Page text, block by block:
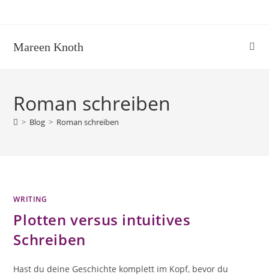
Mareen Knoth
Roman schreiben
> Blog > Roman schreiben
WRITING
Plotten versus intuitives
Schreiben
Hast du deine Geschichte komplett im Kopf, bevor du